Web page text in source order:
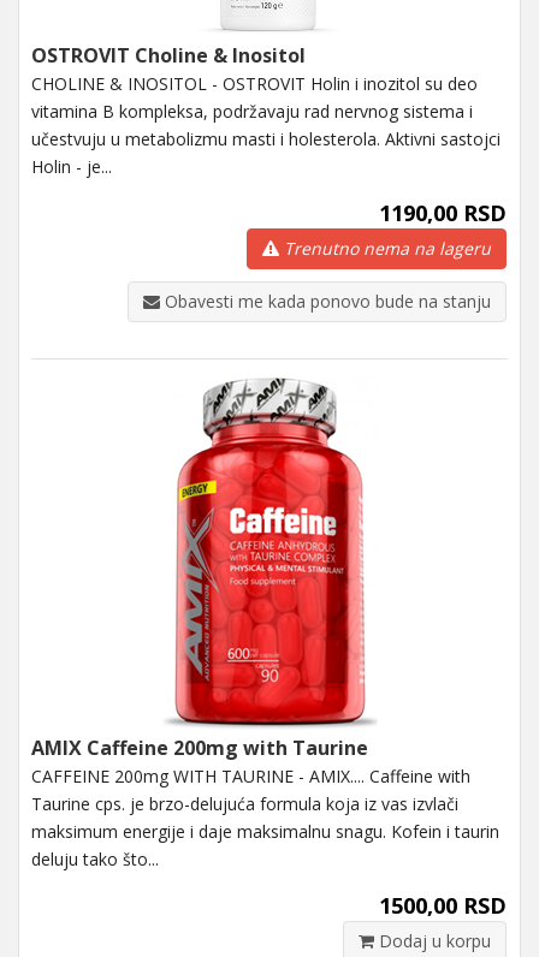
OSTROVIT Choline & Inositol
CHOLINE & INOSITOL - OSTROVIT Holin i inozitol su deo
vitamina B kompleksa, podržavaju rad nervnog sistema i
učestvuju u metabolizmu masti i holesterola. Aktivni sastojci
Holin - je...
1190,00 RSD
Trenutno nema na lageru
Obavesti me kada ponovo bude na stanju
AMIX Caffeine 200mg with Taurine
CAFFEINE 200mg WITH TAURINE - AMIX.... Caffeine with
Taurine cps. je brzo-delujuća formula koja iz vas izvlači
maksimum energije i daje maksimalnu snagu. Kofein i taurin
deluju tako što...
1500,00 RSD
Dodaj u korpu